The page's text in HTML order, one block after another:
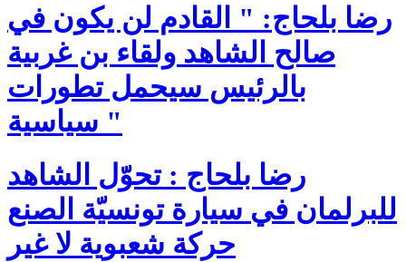
رضا بلحاج: " القادم لن يكون في
صالح الشاهد ولقاء بن غربية
بالرئيس سيحمل تطورات
سياسية "
رضا بلحاج : تحوّل الشاهد
للبرلمان في سيارة تونسيّة الصنع
حركة شعبوية لا غير